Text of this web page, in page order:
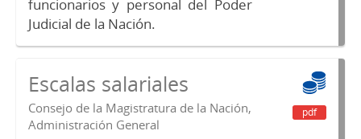
funcionarios y personal del Poder
Judicial de la Nación.
Escalas salariales
Consejo de la Magistratura de la Nación,
Administración General
pdf